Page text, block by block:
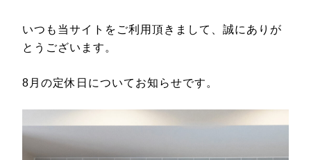
いつも当サイトをご利用頂きまして、誠にありが
とうございます。
8月の定休日についてお知らせです。